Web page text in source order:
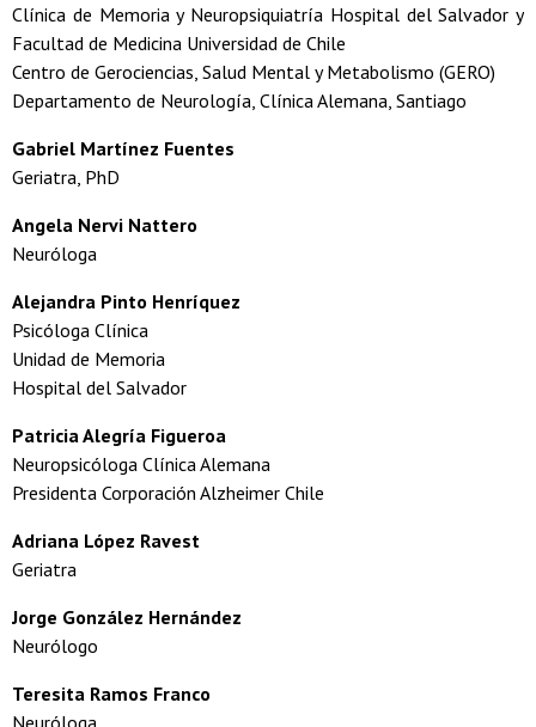
Clínica de Memoria y Neuropsiquiatría Hospital del Salvador y
Facultad de Medicina Universidad de Chile
Centro de Gerociencias, Salud Mental y Metabolismo (GERO)
Departamento de Neurología, Clínica Alemana, Santiago
Gabriel Martínez Fuentes
Geriatra, PhD
Angela Nervi Nattero
Neuróloga
Alejandra Pinto Henríquez
Psicóloga Clínica
Unidad de Memoria
Hospital del Salvador
Patricia Alegría Figueroa
Neuropsicóloga Clínica Alemana
Presidenta Corporación Alzheimer Chile
Adriana López Ravest
Geriatra
Jorge González Hernández
Neurólogo
Teresita Ramos Franco
Neuróloga